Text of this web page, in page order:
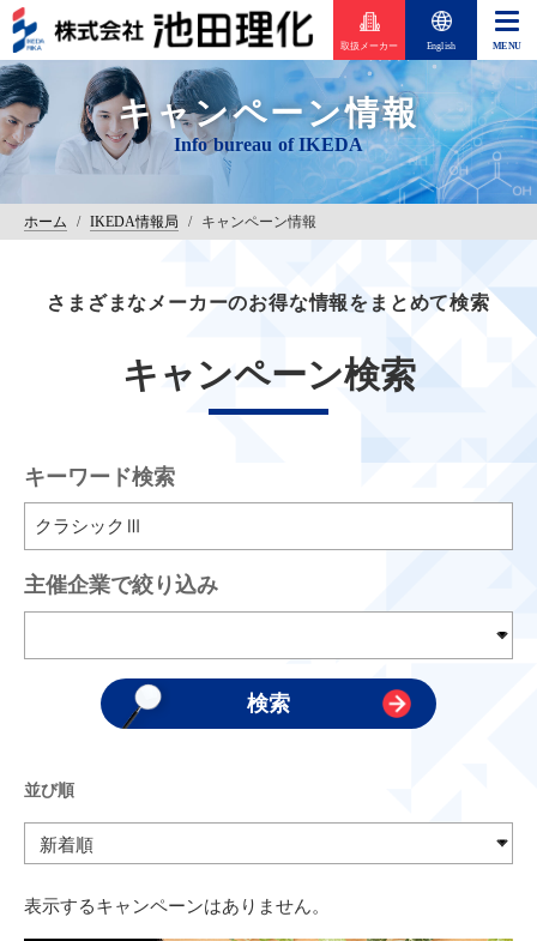
取扱メーカー English
キャンペーン情報
ホーム / IKEDA情報局 / キャンペーン情報
さまざまなメーカーのお得な情報をまとめて検索
キャンペーン検索
キーワード検索
主催企業で絞り込み
並び順
表示するキャンペーンはありません。